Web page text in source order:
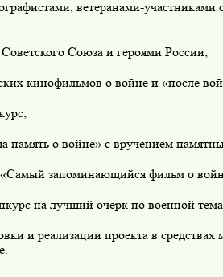
ветеранами-
Союза и героями России;
кинофильмов о войне и «после
память о войне» с вручением
запоминающийся фильм о
на лучший очерк по военной
и реализации проекта в